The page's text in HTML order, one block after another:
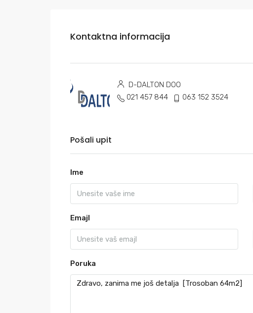
Kontaktna informacija
D-DALTON DOO
021 457 844
063 152 3524
Pošali upit
Ime
Emajl
Poruka